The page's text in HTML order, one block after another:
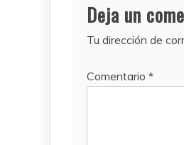
Deja un
Tu dirección de
Comentario *